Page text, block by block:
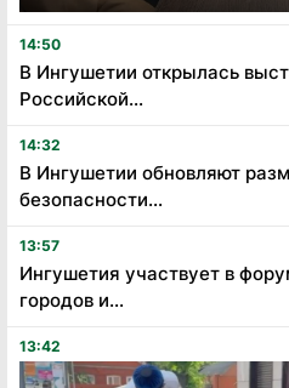
14:50
В Ингушетии открылась
Российской...
14:32
В Ингушетии обновляют
безопасности...
13:57
Ингушетия участвует в
городов и...
13:42